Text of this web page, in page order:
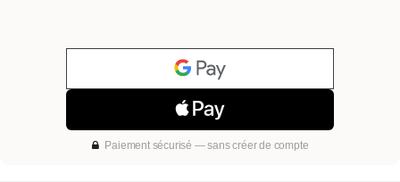
Paiement sécurisé — sans créer de compte